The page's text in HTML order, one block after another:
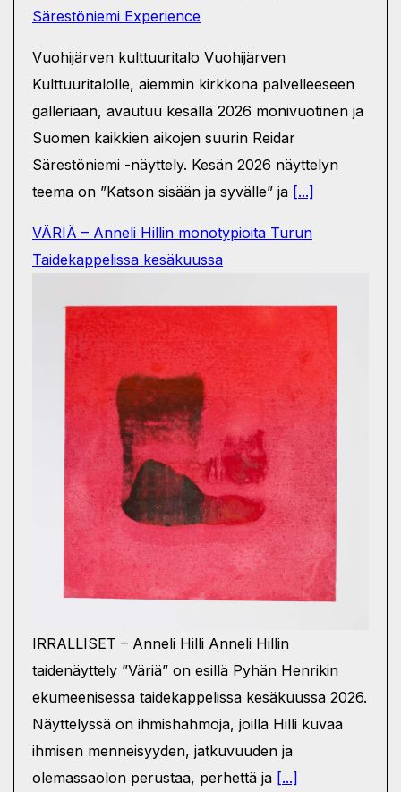
Särestöniemi Experience
Vuohijärven kulttuuritalo Vuohijärven
Kulttuuritalolle, aiemmin kirkkona palvelleeseen
galleriaan, avautuu kesällä 2026 monivuotinen ja
Suomen kaikkien aikojen suurin Reidar
Särestöniemi -näyttely. Kesän 2026 näyttelyn
teema on ”Katson sisään ja syvälle” ja [...]
VÄRIÄ – Anneli Hillin monotypioita Turun
Taidekappelissa kesäkuussa
IRRALLISET – Anneli Hilli Anneli Hillin
taidenäyttely ”Väriä” on esillä Pyhän Henrikin
ekumeenisessa taidekappelissa kesäkuussa 2026.
Näyttelyssä on ihmishahmoja, joilla Hilli kuvaa
ihmisen menneisyyden, jatkuvuuden ja
olemassaolon perustaa, perhettä ja [...]